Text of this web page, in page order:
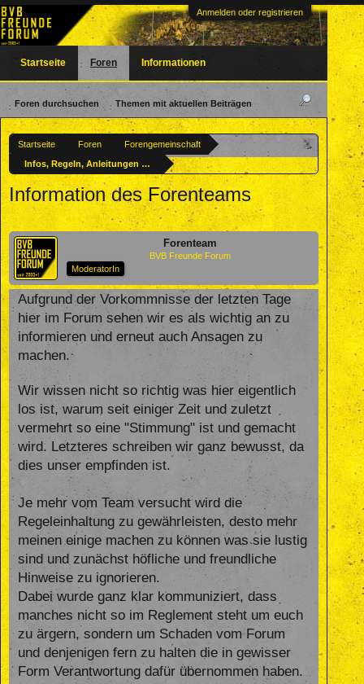
Anmelden oder registrieren
Startseite Foren
Forengemeinschaft
Infos, Regeln, Anleitungen & Testecke
Information des Forenteams
Forenteam
BVB Freunde Forum
ModeratorIn
Aufgrund der Vorkommnisse der letzten Tage
hier im Forum sehen wir es als wichtig an zu
informieren und erneut auch Ansagen zu
machen.
Wir wissen nicht so richtig was hier eigentlich
los ist, warum seit einiger Zeit und zuletzt
vermehrt so eine "Stimmung" ist und gemacht
wird. Letzteres schreiben wir ganz bewusst, da
dies unser empfinden ist.
Je mehr vom Team versucht wird die
Regeleinhaltung zu gewährleisten, desto mehr
meinen einige machen zu können was sie lustig
sind und zunächst höfliche und freundliche
Hinweise zu ignorieren.
Dabei wurde ganz klar kommuniziert, dass
manches nicht so im Reglement steht um euch
zu ärgern, sondern um Schaden vom Forum
und denjenigen fern zu halten die in gewisser
Form Verantwortung dafür übernommen haben.
Startseite Foren
Foren durchsuchen Themen mit aktuellen Beiträgen
Informationen